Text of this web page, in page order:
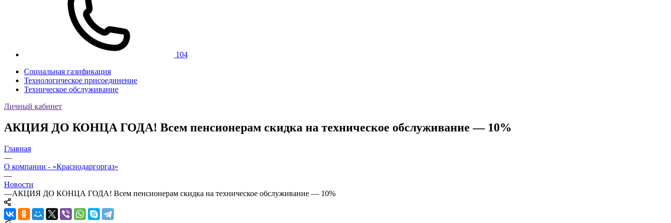
104
Социальная газификация
Технологическое присоединение
Техническое обслуживание
Личный кабинет
АКЦИЯ ДО КОНЦА ГОДА! Всем пенсионерам скидка на техническое обслуживание — 10%
Главная
—
О компании - «Краснодаргоргаз»
—
Новости
—АКЦИЯ ДО КОНЦА ГОДА! Всем пенсионерам скидка на техническое обслуживание — 10%